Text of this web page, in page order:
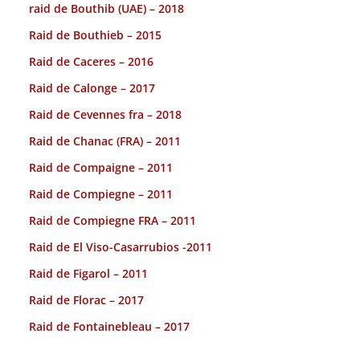
raid de Bouthib (UAE) – 2018
Raid de Bouthieb – 2015
Raid de Caceres – 2016
Raid de Calonge – 2017
Raid de Cevennes fra – 2018
Raid de Chanac (FRA) – 2011
Raid de Compaigne – 2011
Raid de Compiegne – 2011
Raid de Compiegne FRA – 2011
Raid de El Viso-Casarrubios -2011
Raid de Figarol – 2011
Raid de Florac – 2017
Raid de Fontainebleau – 2017